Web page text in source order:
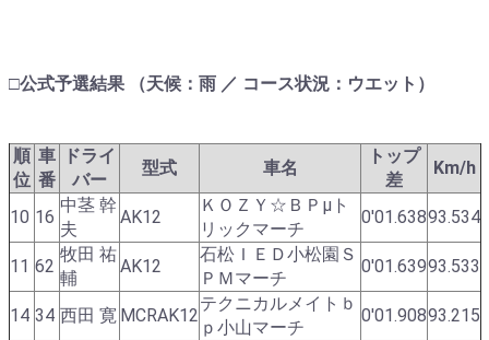
□公式予選結果 （天候：雨 ／ コース状況：ウエット）
順
位
車
番
ドライ
バー
型式 車名
トップ
差
Km/h
10 16
中茎 幹
夫
AK12
ＫＯＺＹ☆ＢＰμト
リックマーチ
0'01.63893.534
11 62
牧田 祐
輔
AK12
石松ＩＥＤ小松園Ｓ
ＰＭマーチ
0'01.63993.533
14 34 西田 寛 MCRAK12
テクニカルメイトｂ
ｐ小山マーチ
0'01.90893.215